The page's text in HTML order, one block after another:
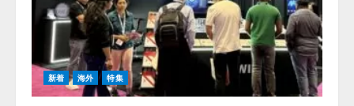
新着 海外 特集